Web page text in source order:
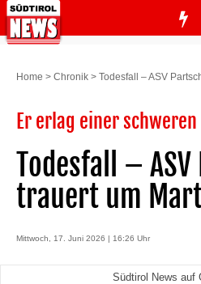
Home > Chronik > Todesfall – ASV
Er erlag einer
Todesfall –
trauert um
Mittwoch, 17. Juni 2026 | 16:26 Uhr
Südtirol News auf